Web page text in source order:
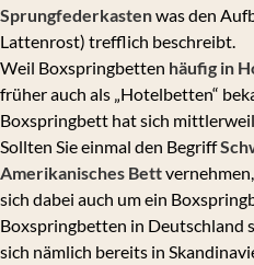
Sprungfederkastenwas den
Lattenrost) trefflich beschreibt.
Weil Boxspringbetten häufig in
früher auch als „Hotelbetten“
Boxspringbett hat sich
Sollten Sie einmal den Begriff
Amerikanisches Bett
sich dabei auch um ein
Boxspringbetten in Deutschland
sich nämlich bereits in